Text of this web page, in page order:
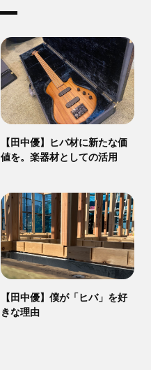
【田中優】ヒバ材に新たな価
値を。楽器材としての活用
【田中優】僕が「ヒバ」を好
きな理由